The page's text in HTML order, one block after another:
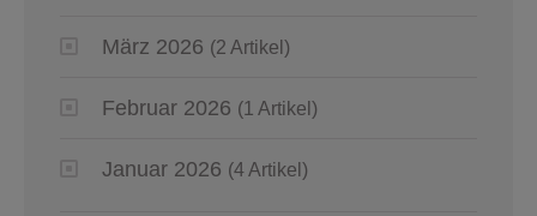
März 2026 (2 Artikel)
Februar 2026 (1 Artikel)
Januar 2026 (4 Artikel)